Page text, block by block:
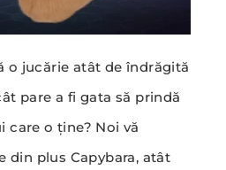
o jucărie atât de îndrăgită
pare a fi gata să prindă
care o ține? Noi vă
din plus Capybara, atât